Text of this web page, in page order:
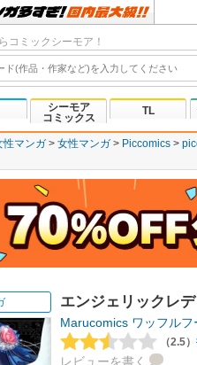
コミックシーモア！
シーモア
コミックス
TL
性マンガ 女性マンガ Piccomics
エンジェリックレ
Marucomics ワッフルフ
（2.5）
レビューを書く